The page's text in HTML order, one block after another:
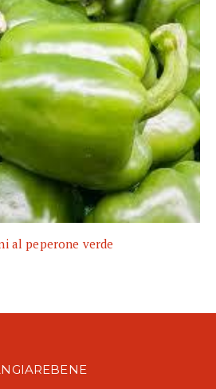
al peperone verde